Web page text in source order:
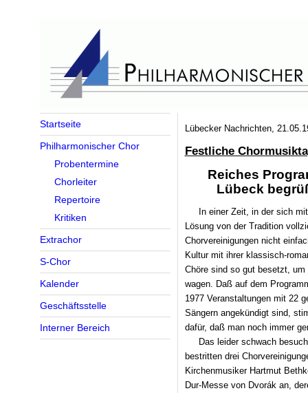
Startseite
Philharmonischer Chor
Probentermine
Chorleiter
Repertoire
Kritiken
Extrachor
S-Chor
Kalender
Geschäftsstelle
Interner Bereich
Lübecker Nachrichten,
Festliche
Reiches
Lübeck
In einer Zeit, in der sich
Lösung von der Tradition
Chorvereinigungen nicht
Kultur mit ihrer klassisch-
Chöre sind so gut besetzt,
wagen. Daß auf dem
1977 Veranstaltungen mit 22
Sängern angekündigt sind,
dafür, daß man noch immer
Das leider schwach
bestritten drei
Kirchenmusiker Hartmut
Dur-Messe von Dvorák an,